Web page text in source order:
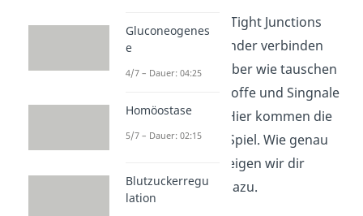
Jetzt weißt du, wie Tight Junctions
Zellen fest miteinander verbinden
und abdichten — aber wie tauschen
Zellen eigentlich Stoffe und Singnale
miteinander aus? Hier kommen die
Gap Junctions ins Spiel. Wie genau
das funktioniert, zeigen wir dir
unseremBeitrag dazu.
Gluconeogenes
e
4/7 – Dauer: 04:25
Homöostase
5/7 – Dauer: 02:15
Blutzuckerregu
lation